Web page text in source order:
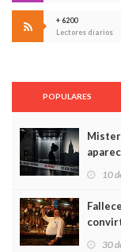
+ 6200
Lectores diarios
POPULARES
10
30